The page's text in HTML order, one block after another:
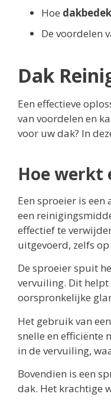
Hoe
De voordelen
Dak
Een effectieve
van voordelen en
voor uw dak? In
Hoe werkt
Een sproeier is
een
effectief te
uitgevoerd, zelfs
De sproeier spuit
vervuiling. Dit
oorspronkelijke
Het gebruik van
snelle en efficiënte
in de vervuiling,
Bovendien is een
dak. Het krachtige